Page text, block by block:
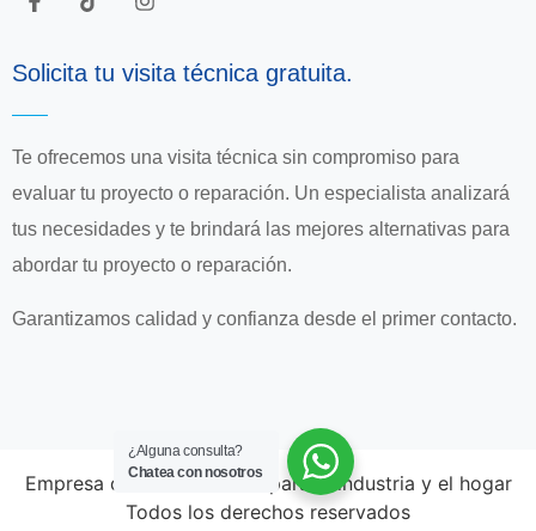
Solicita tu visita técnica gratuita.
Te ofrecemos una visita técnica sin compromiso para
evaluar tu proyecto o reparación. Un especialista analizará
tus necesidades y te brindará las mejores alternativas para
abordar tu proyecto o reparación.
Garantizamos calidad y confianza desde el primer contacto.
Empresa de multiservicios para la industria y el hogar
Todos los derechos reservados
¿Alguna consulta?
Chatea con nosotros